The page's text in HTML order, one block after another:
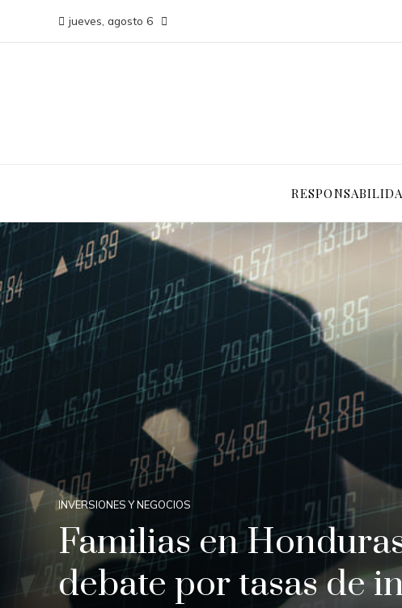
jueves, agosto 6
INVERSIONES Y NEGOCIOS
Familias en
debate por tasas de